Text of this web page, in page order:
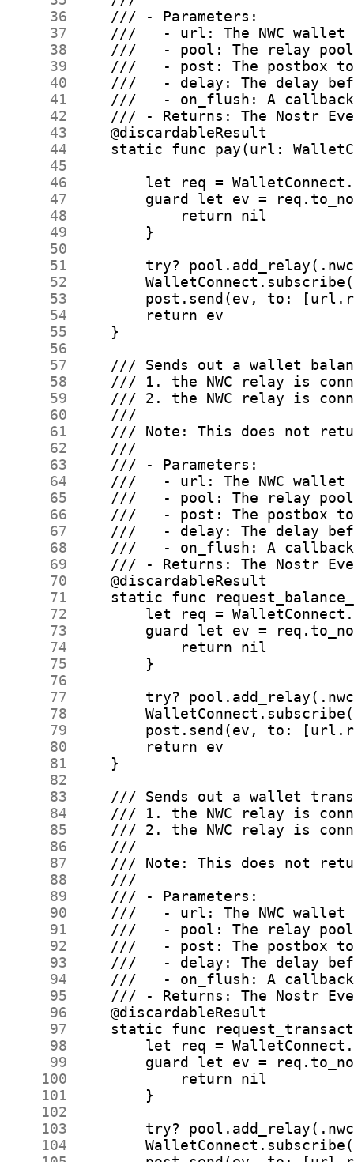
     36
     37
     38
     39
     40
     41
     42
     43
     44
     45
     46
     47
     48
     49
     50
     51
     52
     53
     54
     55
     56
     57
     58
     59
     60
     61
     62
     63
     64
     65
     66
     67
     68
     69
     70
     71
     72
     73
     74
     75
     76
     77
     78
     79
     80
     81
     82
     83
     84
     85
     86
     87
     88
     89
     90
     91
     92
     93
     94
     95
     96
     97
     98
     99
    100
    101
    102
    103
    104